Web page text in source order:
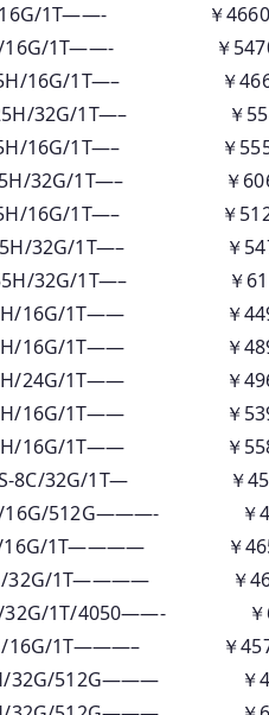
16G/1T——- ￥4660
16G/1T——- ￥5470
16G/1T—– ￥4660
32G/1T—– ￥
16G/1T—– ￥5550
32G/1T—– ￥6060
16G/1T—– ￥5120
32G/1T—– ￥
32G/1T—– ￥
16G/1T—— ￥4490
16G/1T—— ￥
24G/1T—— ￥4960
16G/1T—— ￥
16G/1T—— ￥
8C/32G/1T— ￥
16G/512G———- ￥
16G/1T———— ￥
32G/1T———— ￥
32G/1T/4050——- ￥
16G/1T———– ￥4570
32G/512G——— ￥